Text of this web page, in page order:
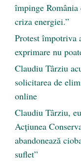
împinge
criza energiei.”
Protest împotriva
exprimare nu
Claudiu Târziu
solicitarea de
online
Claudiu Târziu,
Acțiunea
abandonează
suflet”